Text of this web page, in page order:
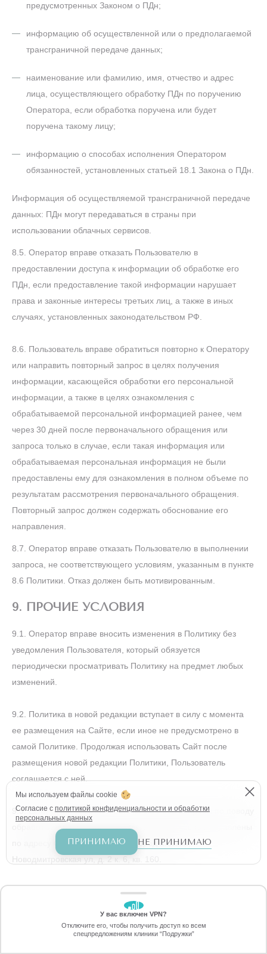
предусмотренных Законом о ПДн;
информацию об осуществленной или о предполагаемой
трансграничной передаче данных;
наименование или фамилию, имя, отчество и адрес
лица, осуществляющего обработку ПДн по поручению
Оператора, если обработка поручена или будет
поручена такому лицу;
информацию о способах исполнения Оператором
обязанностей, установленных статьей 18.1 Закона о ПДн.
Информация об осуществляемой трансграничной передаче
данных: ПДн могут передаваться в страны при
использовании облачных сервисов.
8.5. Оператор вправе отказать Пользователю в
предоставлении доступа к информации об обработке его
ПДн, если предоставление такой информации нарушает
права и законные интересы третьих лиц, а также в иных
случаях, установленных законодательством РФ.
8.6. Пользователь вправе обратиться повторно к Оператору
или направить повторный запрос в целях получения
информации, касающейся обработки его персональной
информации, а также в целях ознакомления с
обрабатываемой персональной информацией ранее, чем
через 30 дней после первоначального обращения или
запроса только в случае, если такая информация или
обрабатываемая персональная информация не были
предоставлены ему для ознакомления в полном объеме по
результатам рассмотрения первоначального обращения.
Повторный запрос должен содержать обоснование его
направления.
8.7. Оператор вправе отказать Пользователю в выполнении
запроса, не соответствующего условиям, указанным в пункте
8.6 Политики. Отказ должен быть мотивированным.
9. ПРОЧИЕ УСЛОВИЯ
9.1. Оператор вправе вносить изменения в Политику без
уведомления Пользователя, который обязуется
периодически просматривать Политику на предмет любых
изменений.
9.2. Политика в новой редакции вступает в силу с момента
ее размещения на Сайте, если иное не предусмотрено в
самой Политике. Продолжая использовать Сайт после
размещения новой редакции Политики, Пользователь
соглашается с ней.
9.3. Если у Пользователя есть какие-либо вопросы по поводу
обработки его ПДн Оператором, они могут быть направлены
по адресу Оператора: 127015, город Москва,
Новодмитровская ул, д. 2 к. 6, кв. 160.
Позвоните
ЗАБЕРИТЕ СКИДКУ
70%
Мы используем файлы cookie
Согласие с политикой конфиденциальности и обработки
персональных данных
ПРИНИМАЮ НЕ ПРИНИМАЮ
У вас включен VPN?
Отключите его, чтобы получить доступ ко всем
спецпредложениям клиники “Подружки”